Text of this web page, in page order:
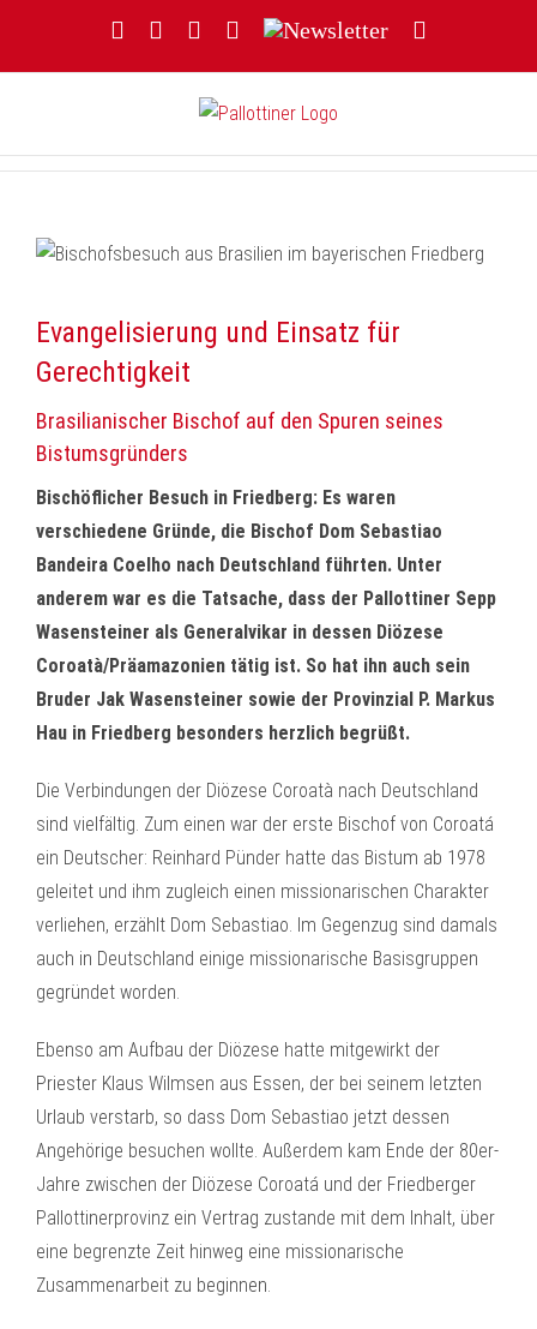
FacebookYouTubeInstagram
Threads
Newsletter
Evangelisierung und Einsatz für
Gerechtigkeit
Brasilianischer Bischof auf den Spuren seines
Bistumsgründers
Bischöflicher Besuch in Friedberg: Es waren
verschiedene Gründe, die Bischof Dom Sebastiao
Bandeira Coelho nach Deutschland führten. Unter
anderem war es die Tatsache, dass der Pallottiner Sepp
Wasensteiner als Generalvikar in dessen Diözese
Coroatà/Präamazonien tätig ist. So hat ihn auch sein
Bruder Jak Wasensteiner sowie der Provinzial P. Markus
Hau in Friedberg besonders herzlich begrüßt.
Die Verbindungen der Diözese Coroatà nach Deutschland
sind vielfältig. Zum einen war der erste Bischof von Coroatá
ein Deutscher: Reinhard Pünder hatte das Bistum ab 1978
geleitet und ihm zugleich einen missionarischen Charakter
verliehen, erzählt Dom Sebastiao. Im Gegenzug sind damals
auch in Deutschland einige missionarische Basisgruppen
gegründet worden.
Ebenso am Aufbau der Diözese hatte mitgewirkt der
Priester Klaus Wilmsen aus Essen, der bei seinem letzten
Urlaub verstarb, so dass Dom Sebastiao jetzt dessen
Angehörige besuchen wollte. Außerdem kam Ende der 80er-
Jahre zwischen der Diözese Coroatá und der Friedberger
Pallottinerprovinz ein Vertrag zustande mit dem Inhalt, über
eine begrenzte Zeit hinweg eine missionarische
Zusammenarbeit zu beginnen.